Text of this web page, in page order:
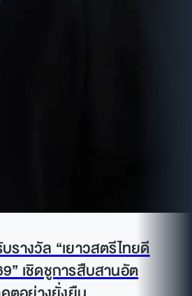
รางวัล “เยาวสตรีไทยดี
เชิดชูการสืบสานอัต